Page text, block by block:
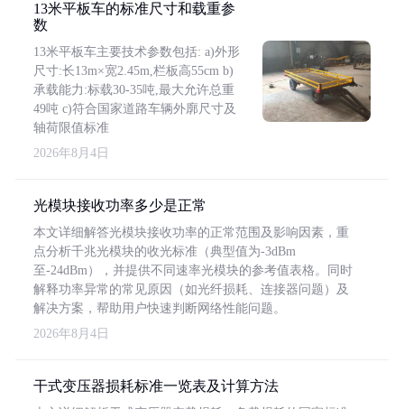
13米平板车的标准尺寸和载重参
数
13米平板车主要技术参数包括: a)外形
尺寸:长13m×宽2.45m,栏板高55cm b)
承载能力:标载30-35吨,最大允许总重
49吨 c)符合国家道路车辆外廓尺寸及
轴荷限值标准
2026年8月4日
光模块接收功率多少是正常
本文详细解答光模块接收功率的正常范围及影响因素，重
点分析千兆光模块的收光标准（典型值为-3dBm
至-24dBm），并提供不同速率光模块的参考值表格。同时
解释功率异常的常见原因（如光纤损耗、连接器问题）及
解决方案，帮助用户快速判断网络性能问题。
2026年8月4日
干式变压器损耗标准一览表及计算方法